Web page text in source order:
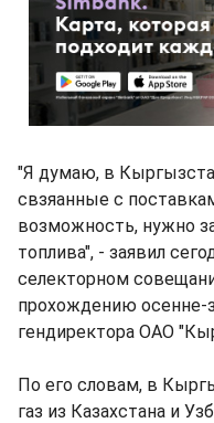
"Я думаю, в
свзяанные с
возможность, нужно
топлива", - заявил
селекторном
прохождению осенне-
гендиректора ОАО
По его словам, в
газ из Казахстана и